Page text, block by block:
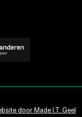
door Made I.T. Geel